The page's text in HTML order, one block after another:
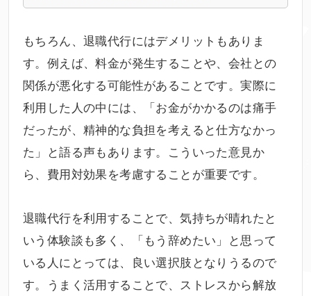
もちろん、退職代行にはデメリットもありま
す。例えば、料金が発生することや、会社との
関係が悪化する可能性があることです。実際に
利用した人の中には、「お金がかかるのは痛手
だったが、精神的な負担を考えると仕方なかっ
た」と語る声もあります。こういった意見か
ら、費用対効果を考慮することが重要です。
退職代行を利用することで、気持ちが晴れたと
いう体験談も多く、「もう辞めたい」と思って
いる人にとっては、良い選択肢となりうるので
す。うまく活用することで、ストレスから解放